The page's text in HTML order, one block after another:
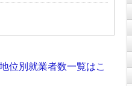
位別就業者数一覧はこ